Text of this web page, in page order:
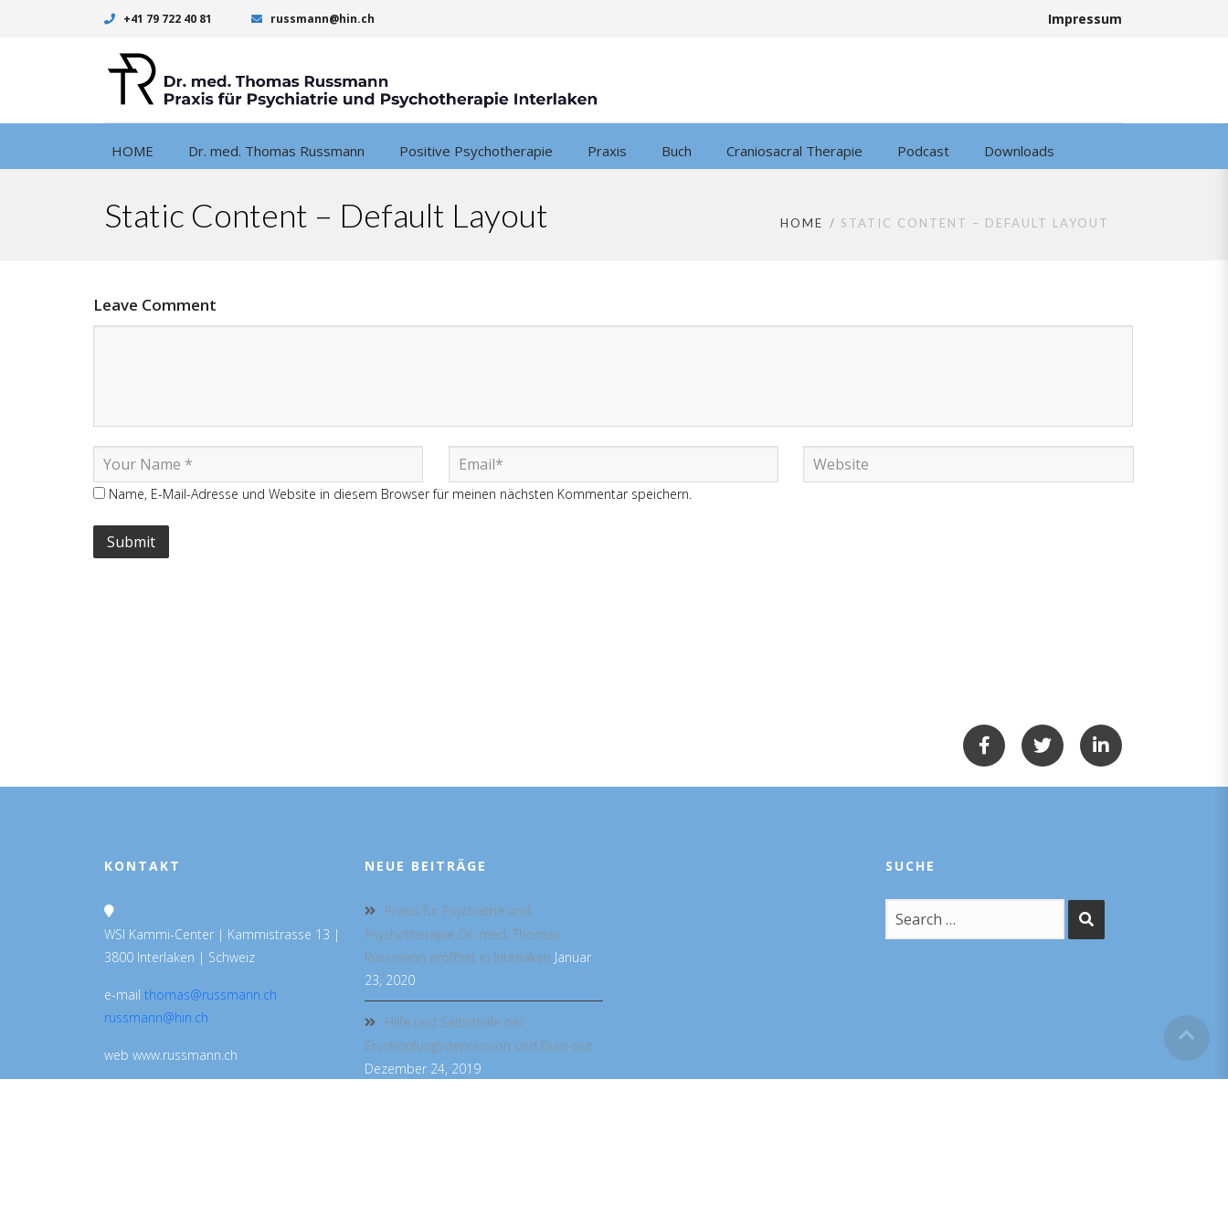
+41 79 722 40 81 russmann@hin.ch Impressum
HOME Dr. med. Thomas Russmann Positive Psychotherapie Praxis Buch Craniosacral Therapie Podcast Downloads
Static Content – Default Layout HOME STATIC CONTENT – DEFAULT LAYOUT
Leave Comment
Name, E-Mail-Adresse und Website in diesem Browser für meinen nächsten Kommentar speichern.
KONTAKT
WSI Kammi-Center | Kammistrasse 13 |
3800 Interlaken | Schweiz
e-mail thomas@russmann.ch
russmann@hin.ch
web www.russmann.ch
NEUE BEITRÄGE
Praxis für Psychiatrie und
Psychotherapie Dr. med. Thomas
Russmann eröffnet in Interlaken Januar
23, 2020
Hilfe und Selbsthilfe bei
Erschöpfungsdepression und Burn-out
Dezember 24, 2019
SUCHE